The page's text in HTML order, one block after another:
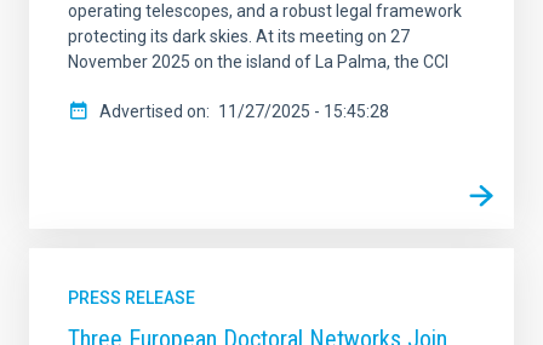
operating telescopes, and a robust legal framework
protecting its dark skies. At its meeting on 27
November 2025 on the island of La Palma, the CCI
Advertised on 11/27/2025 - 15:45:28
PRESS RELEASE
Three European Doctoral Networks Join